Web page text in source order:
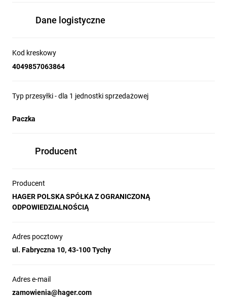
Dane logistyczne
Kod kreskowy
4049857063864
Typ przesyłki - dla 1 jednostki sprzedażowej
Paczka
Producent
Producent
HAGER POLSKA SPÓŁKA Z OGRANICZONĄ
ODPOWIEDZIALNOŚCIĄ
Adres pocztowy
ul. Fabryczna 10, 43-100 Tychy
Adres e-mail
zamowienia@hager.com